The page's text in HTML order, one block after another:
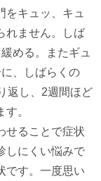
キュッ、キュ
れません。しば
める。またギュ
、しばらくの
返し、 2週間ほど
。
せることで症状
しにくい悩みで
です。一度思い